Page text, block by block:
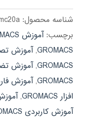
بود.
شناسه محصول:
برچسب:آموزش GROMACS
GROMACS
,آموزش
GROMACS
,آموزش
GROMACS
,آموزش
افزار GROMACS
,
آموزش کاربردی GROMACS